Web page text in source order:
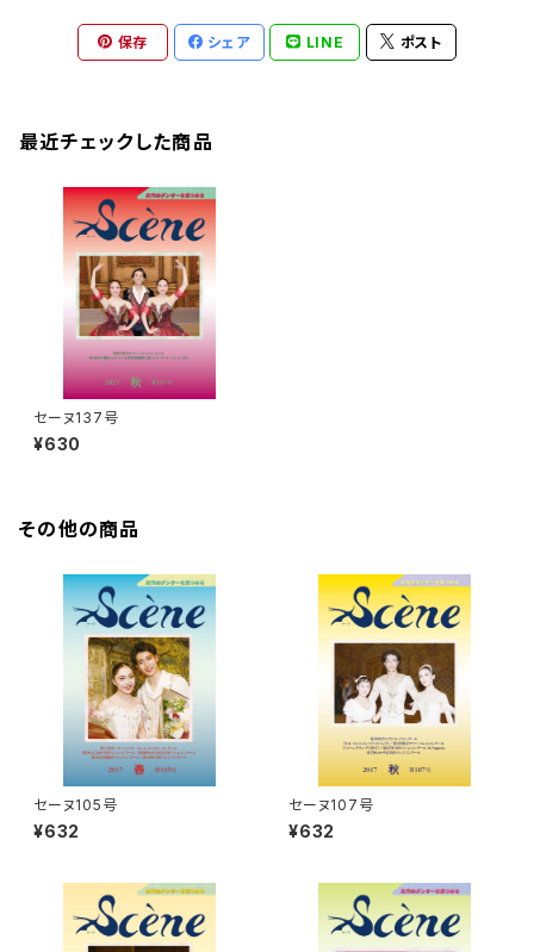
保存 シェア LINE ポスト
最近チェックした商品
セーヌ137号
¥630
その他の商品
セーヌ105号
¥632
セーヌ107号
¥632